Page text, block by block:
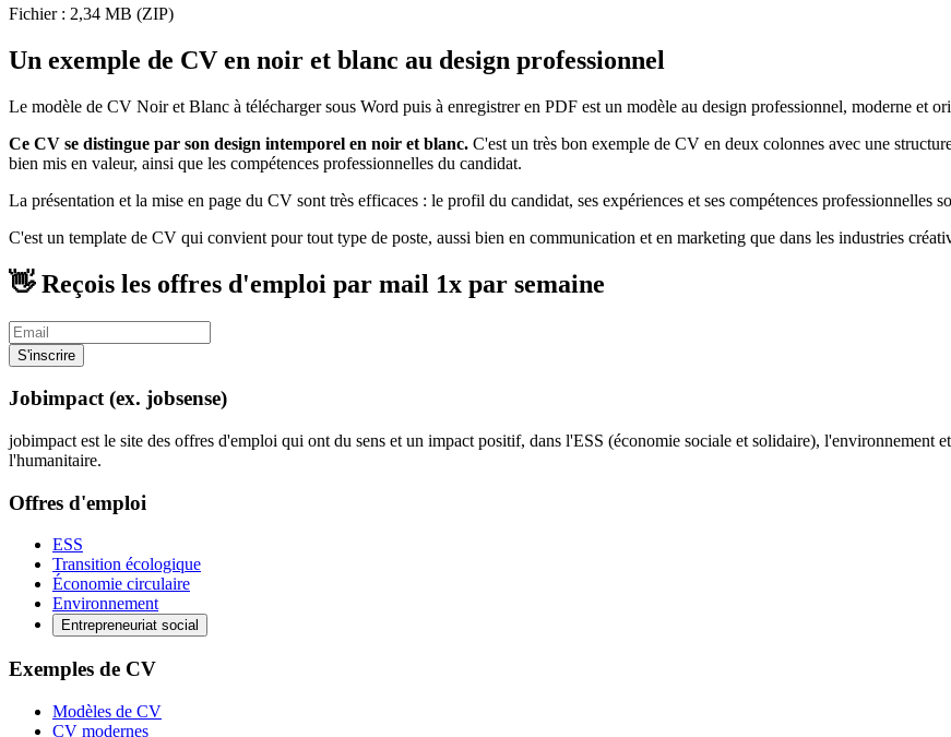
Fichier : 2,34 MB (ZIP)
Un exemple de CV en noir et blanc au design professionnel
Le modèle de CV Noir et Blanc à télécharger sous Word puis à enregistrer en PDF est un modèle au design professionnel, moderne et
Ce CV se distingue par son design intemporel en noir et blanc. C'est un très bon exemple de CV en deux colonnes avec une
bien mis en valeur, ainsi que les compétences professionnelles du candidat.
La présentation et la mise en page du CV sont très efficaces : le profil du candidat, ses expériences et ses compétences professionnelles
C'est un template de CV qui convient pour tout type de poste, aussi bien en communication et en marketing que dans les industries
👋 Reçois les offres d'emploi par mail 1x par semaine
S'inscrire
Jobimpact (ex. jobsense)
jobimpact est le site des offres d'emploi qui ont du sens et un impact positif, dans l'ESS (économie sociale et solidaire), l'environnement
l'humanitaire.
Offres d'emploi
ESS
Transition écologique
Économie circulaire
Environnement
Entrepreneuriat social
Exemples de CV
Modèles de CV
CV modernes